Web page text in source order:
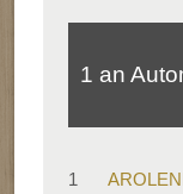
1 an
1